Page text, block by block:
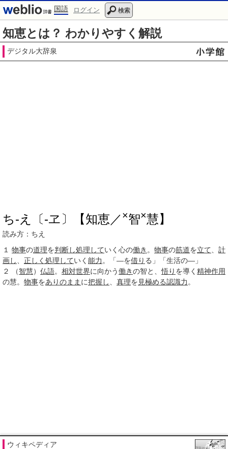
国語 ログイン 検索
知恵とは？ わかりやすく解説
デジタル大辞泉
ち‐え〔‐ヱ〕【知恵／×智×慧】
読み方：ちえ
１
物事の道理を判断し処理していく心の働き 。 物事の筋道を立て
計
画し
正しく 処理していく 能力 。「―を借り る」「生活の―」
２
（智慧） 仏語。 相対世界に向かう働きの智と、悟り を導く 精神作用
の慧。 物事をありのまま に把握し 真理を 見極める認識力 。
ウィキペディア